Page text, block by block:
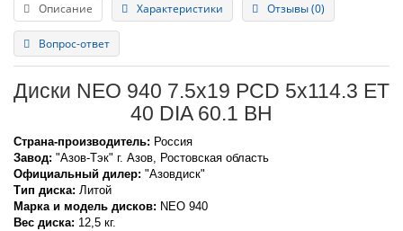
Описание Характеристики Отзывы (0)
Вопрос-ответ
Диски NEO 940 7.5x19 PCD 5x114.3 ET
40 DIA 60.1 BH
Страна-производитель: Россия
Завод: "Азов-Тэк" г. Азов, Ростовская область
Официальный дилер: "Азовдиск"
Тип диска: Литой
Марка и модель дисков: NEO 940
Вес диска: 12,5 кг.